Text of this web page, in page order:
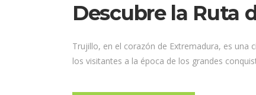
Descubre la Ruta
Trujillo, en el corazón de Extremadura, es una
los visitantes a la época de los grandes